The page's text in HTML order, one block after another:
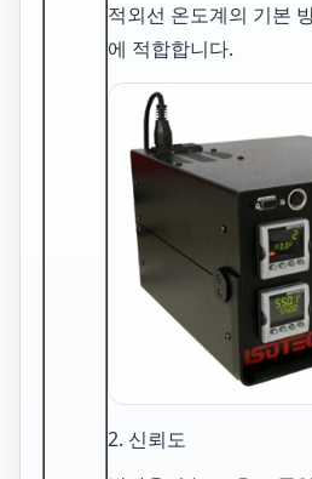
적외선 온도계의 기본
에 적합합니다.
2. 신뢰도